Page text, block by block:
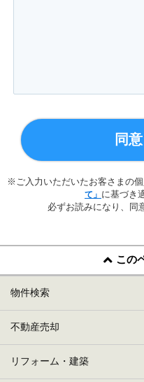
同
※ご入力いただいたお客さまの個
て」 に基づき
必ずお読みになり、同
この
物件検索
不動産売却
リフォーム・建築